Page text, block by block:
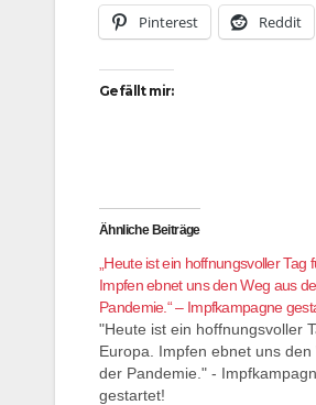
Pinterest Reddit
Gefällt mir:
Ähnliche Beiträge
„Heute ist ein hoffnungsvoller Tag
Impfen ebnet uns den Weg aus
Pandemie.“ – Impfkampagne
"Heute ist ein hoffnungsvoller
Europa. Impfen ebnet uns den
der Pandemie." -
gestartet!